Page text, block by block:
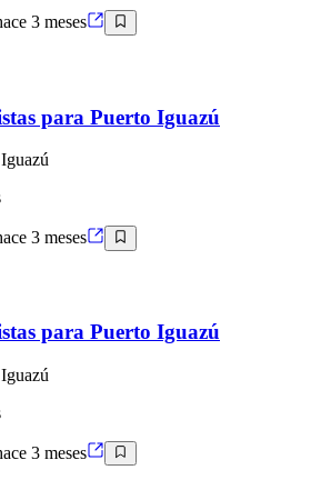
3 meses
para Puerto Iguazú
3 meses
para Puerto Iguazú
3 meses